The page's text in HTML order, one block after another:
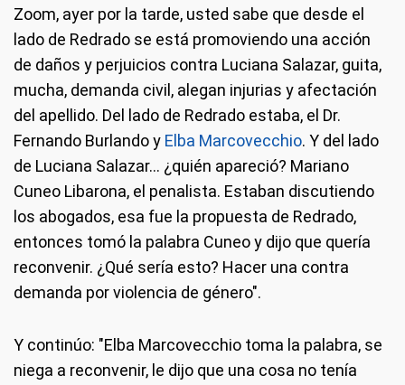
Zoom, ayer por la tarde, usted sabe que desde el
lado de Redrado se está promoviendo una acción
de daños y perjuicios contra Luciana Salazar, guita,
mucha, demanda civil, alegan injurias y afectación
del apellido. Del lado de Redrado estaba, el Dr.
Fernando Burlando y Elba Marcovecchio. Y del lado
de Luciana Salazar... ¿quién apareció? Mariano
Cuneo Libarona, el penalista. Estaban discutiendo
los abogados, esa fue la propuesta de Redrado,
entonces tomó la palabra Cuneo y dijo que quería
reconvenir. ¿Qué sería esto? Hacer una contra
demanda por violencia de género".
Y continúo: "Elba Marcovecchio toma la palabra, se
niega a reconvenir, le dijo que una cosa no tenía